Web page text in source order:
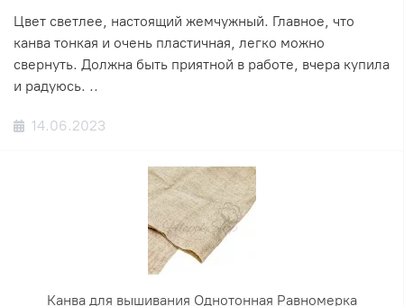
Цвет светлее, настоящий жемчужный. Главное, что
канва тонкая и очень пластичная, легко можно
свернуть. Должна быть приятной в работе, вчера купила
и радуюсь. ..
14.06.2023
Канва для вышивания Однотонная Равномерка